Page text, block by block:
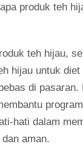
produk teh
teh hijau,
hijau untuk
di pasaran.
hati dalam
aman.